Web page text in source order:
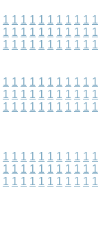
1 1 1 1 1 1 1 1 1 1 1
1 1 1 1 1 1 1 1 1 1 1
1 1 1 1 1 1 1 1 1 1 1
1 1 1 1 1 1 1 1 1 1 1
1 1 1 1 1 1 1 1 1 1 1
1 1 1 1 1 1 1 1 1 1 1
1 1 1 1 1 1 1 1 1 1 1
1 1 1 1 1 1 1 1 1 1 1
1 1 1 1 1 1 1 1 1 1 1